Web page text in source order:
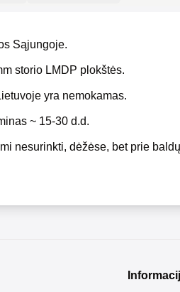
Sąjungoje.
storio LMDP plokštės.
yra nemokamas.
~ 15-30 d.d.
nesurinkti, dėžėse, bet prie